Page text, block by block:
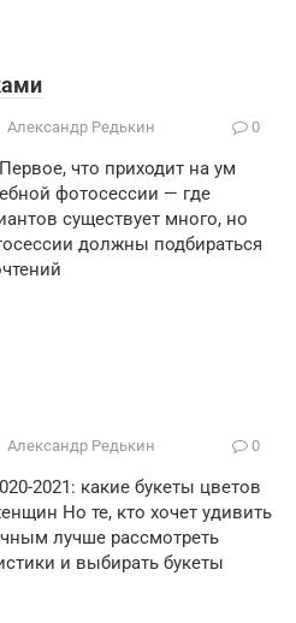
Александр Редькин 0
что приходит на ум
фотосессии — где
существует много, но
должны подбираться
Александр Редькин 0
2021: какие букеты цветов
Но те, кто хочет удивить
лучше рассмотреть
и выбирать букеты